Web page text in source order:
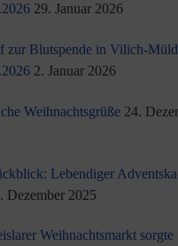
29. Januar 2026
zur Blutspende in Vilich-
2. Januar 2026
Weihnachtsgrüße 24.
Lebendiger
Dezember 2025
Weihnachtsmarkt sorgte